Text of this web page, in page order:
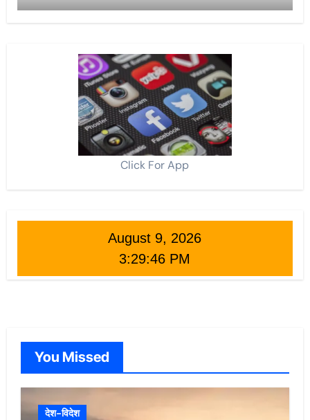
Click For App
August 9, 2026
3:29:47 PM
You Missed
देश-विदेश